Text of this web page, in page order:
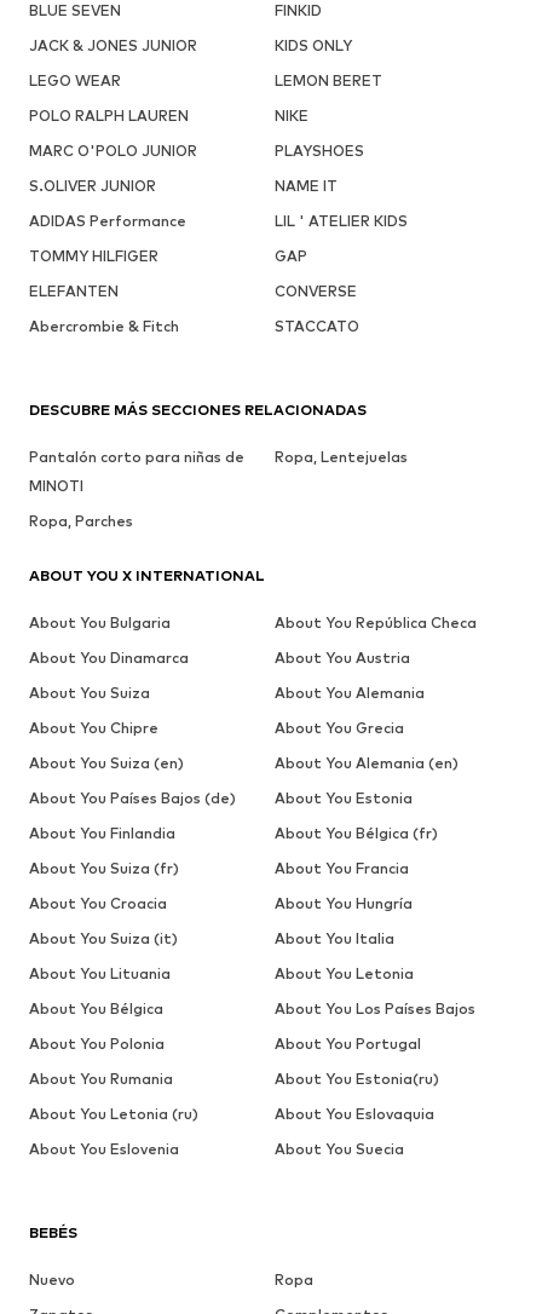
BLUE SEVEN
FINKID
JACK & JONES JUNIOR
KIDS ONLY
LEGO WEAR
LEMON BERET
POLO RALPH LAUREN
NIKE
MARC O'POLO JUNIOR
PLAYSHOES
S.OLIVER JUNIOR
NAME IT
ADIDAS Performance
LIL ' ATELIER KIDS
TOMMY HILFIGER
GAP
ELEFANTEN
CONVERSE
Abercrombie & Fitch
STACCATO
BEBÉS
Nuevo
Ropa
DESCUBRE MÁS SECCIONES RELACIONADAS
Pantalón corto para niñas de
MINOTI
Ropa, Lentejuelas
Ropa, Parches
ABOUT YOU X INTERNATIONAL
About You Bulgaria
About You República Checa
About You Dinamarca
About You Austria
About You Suiza
About You Alemania
About You Chipre
About You Grecia
About You Suiza (en)
About You Alemania (en)
About You Países Bajos (de)
About You Estonia
About You Finlandia
About You Bélgica (fr)
About You Suiza (fr)
About You Francia
About You Croacia
About You Hungría
About You Suiza (it)
About You Italia
About You Lituania
About You Letonia
About You Bélgica
About You Los Países Bajos
About You Polonia
About You Portugal
About You Rumania
About You Estonia(ru)
About You Letonia (ru)
About You Eslovaquia
About You Eslovenia
About You Suecia